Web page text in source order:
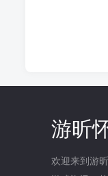
游昕
欢迎来到游